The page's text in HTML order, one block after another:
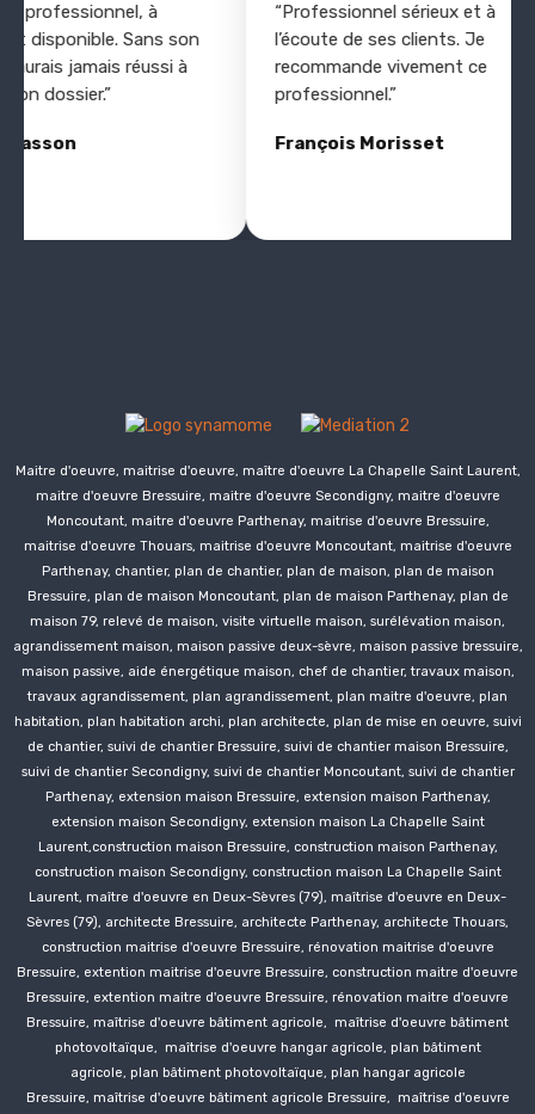
professionnel, à
disponible. Sans son
jamais réussi à
dossier.”
“Professionnel sérieux et à
l’écoute de ses clients. Je
recommande vivement ce
professionnel.”
François Morisset
Maitre d'oeuvre, maitrise d'oeuvre, maître d'oeuvre La Chapelle Saint Laurent,
maitre d'oeuvre Bressuire, maitre d'oeuvre Secondigny, maitre d'oeuvre
Moncoutant, maitre d'oeuvre Parthenay, maitrise d'oeuvre Bressuire,
maitrise d'oeuvre Thouars, maitrise d'oeuvre Moncoutant, maitrise d'oeuvre
Parthenay, chantier, plan de chantier, plan de maison, plan de maison
Bressuire, plan de maison Moncoutant, plan de maison Parthenay, plan de
maison 79, relevé de maison, visite virtuelle maison, surélévation maison,
agrandissement maison, maison passive deux-sèvre, maison passive bressuire,
maison passive, aide énergétique maison, chef de chantier, travaux maison,
travaux agrandissement, plan agrandissement, plan maitre d'oeuvre, plan
habitation, plan habitation archi, plan architecte, plan de mise en oeuvre, suivi
de chantier, suivi de chantier Bressuire, suivi de chantier maison Bressuire,
suivi de chantier Secondigny, suivi de chantier Moncoutant, suivi de chantier
Parthenay, extension maison Bressuire, extension maison Parthenay,
extension maison Secondigny, extension maison La Chapelle Saint
Laurent,construction maison Bressuire, construction maison Parthenay,
construction maison Secondigny, construction maison La Chapelle Saint
Laurent, maître d'oeuvre en Deux-Sèvres (79), maîtrise d'oeuvre en Deux-
Sèvres (79), architecte Bressuire, architecte Parthenay, architecte Thouars,
construction maitrise d'oeuvre Bressuire, rénovation maitrise d'oeuvre
Bressuire, extention maitrise d'oeuvre Bressuire, construction maitre d'oeuvre
Bressuire, extention maitre d'oeuvre Bressuire, rénovation maitre d'oeuvre
Bressuire, maîtrise d'oeuvre bâtiment agricole, maîtrise d'oeuvre bâtiment
photovoltaïque, maîtrise d'oeuvre hangar agricole, plan bâtiment
agricole, plan bâtiment photovoltaïque, plan hangar agricole
Bressuire, maîtrise d'oeuvre bâtiment agricole Bressuire, maîtrise d'oeuvre